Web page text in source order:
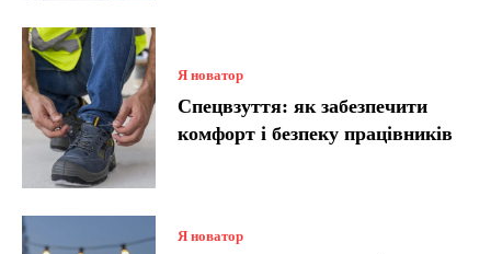
Я новатор
Спецвзуття: як забезпечити
комфорт і безпеку працівників
Я новатор